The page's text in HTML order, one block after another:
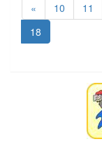
« 10 11
18